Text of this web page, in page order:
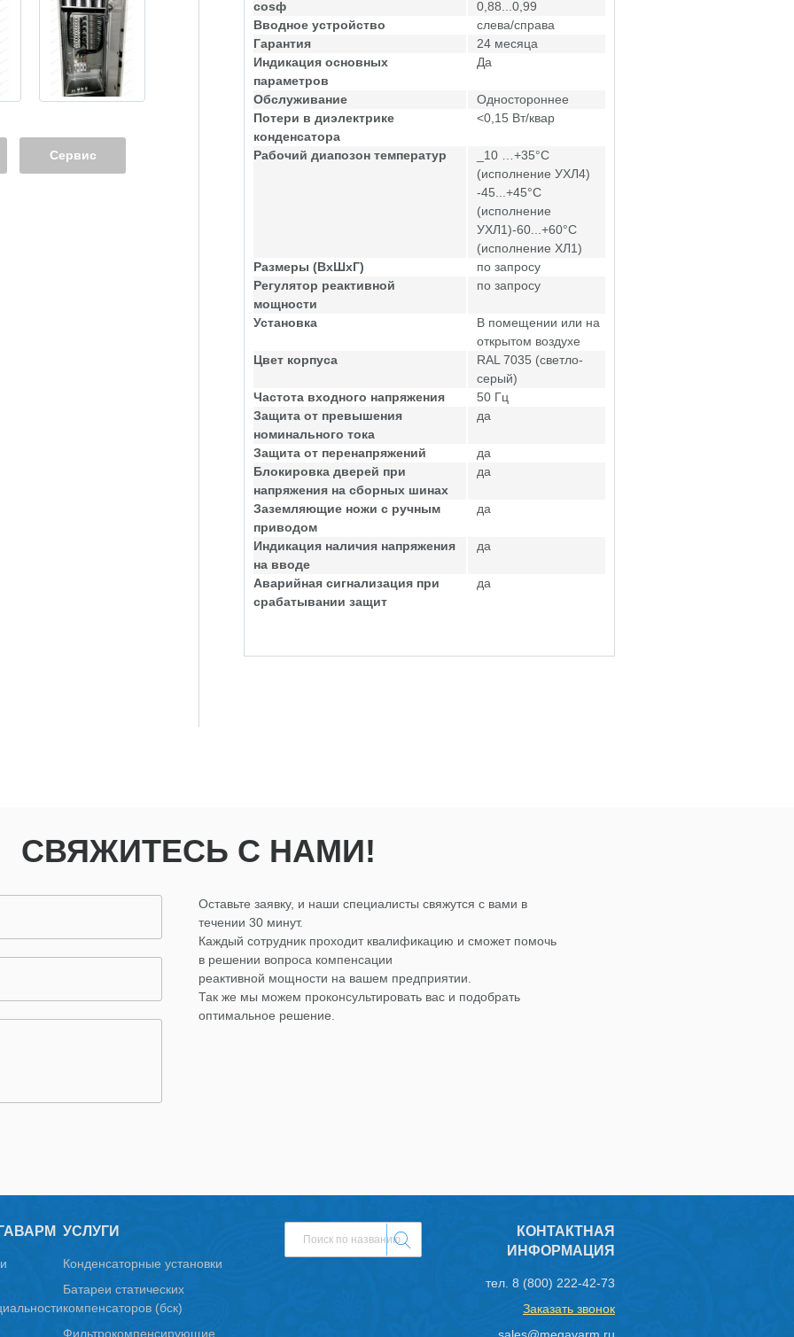
Сервис
cosф
0,88...0,99
Вводное устройство
слева/справа
Гарантия
24 месяца
Индикация основных
параметров
Да
Обслуживание
Одностороннее
Потери в диэлектрике
конденсатора
<0,15 Вт/квар
Рабочий диапозон температур
_10 …+35°С
(исполнение УХЛ4)
-45...+45°С
(исполнение
УХЛ1)-60...+60°С
(исполнение ХЛ1)
Размеры (ВхШхГ)
по запросу
Регулятор реактивной
мощности
по запросу
Установка
В помещении или на
открытом воздухе
Цвет корпуса
RAL 7035 (светло-
серый)
Частота входного напряжения
50 Гц
Защита от превышения
номинального тока
да
Защита от перенапряжений
да
Блокировка дверей при
напряжения на сборных шинах
да
Заземляющие ножи с ручным
приводом
да
Индикация наличия напряжения
на вводе
да
Аварийная сигнализация при
срабатывании защит
да
СВЯЖИТЕСЬ С НАМИ!
Оставьте заявку, и наши специалисты свяжутся с вами в
течении 30 минут.
Каждый сотрудник проходит квалификацию и сможет помочь
в решении вопроса компенсации
реактивной мощности на вашем предприятии.
Так же мы можем проконсультировать вас и подобрать
оптимальное решение.
УСЛУГИ
Конденсаторные установки
Батареи статических
компенсаторов (бск)
Фильтрокомпенсирующие
КОНТАКТНАЯ
ИНФОРМАЦИЯ
тел. 8 (800) 222-42-73
Заказать звонок